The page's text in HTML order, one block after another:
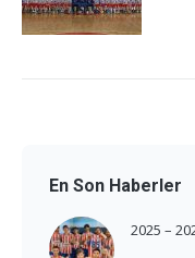
En Son Haberler
2025 –